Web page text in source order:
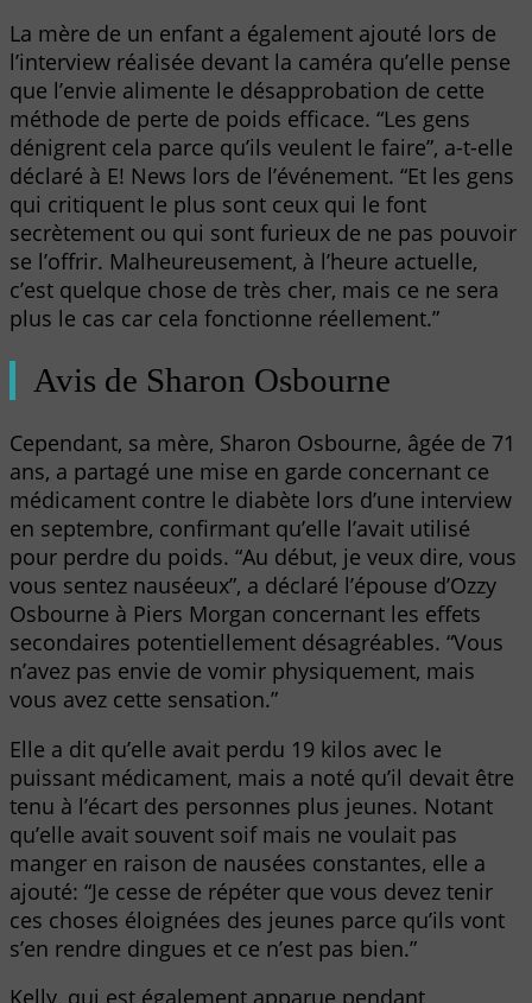
La mère de un enfant a également ajouté lors de
l’interview réalisée devant la caméra qu’elle pense
que l’envie alimente le désapprobation de cette
méthode de perte de poids efficace. “Les gens
dénigrent cela parce qu’ils veulent le faire”, a-t-elle
déclaré à E! News lors de l’événement. “Et les gens
qui critiquent le plus sont ceux qui le font
secrètement ou qui sont furieux de ne pas pouvoir
se l’offrir. Malheureusement, à l’heure actuelle,
c’est quelque chose de très cher, mais ce ne sera
plus le cas car cela fonctionne réellement.”
Avis de Sharon Osbourne
Cependant, sa mère, Sharon Osbourne, âgée de 71
ans, a partagé une mise en garde concernant ce
médicament contre le diabète lors d’une interview
en septembre, confirmant qu’elle l’avait utilisé
pour perdre du poids. “Au début, je veux dire, vous
vous sentez nauséeux”, a déclaré l’épouse d’Ozzy
Osbourne à Piers Morgan concernant les effets
secondaires potentiellement désagréables. “Vous
n’avez pas envie de vomir physiquement, mais
vous avez cette sensation.”
Elle a dit qu’elle avait perdu 19 kilos avec le
puissant médicament, mais a noté qu’il devait être
tenu à l’écart des personnes plus jeunes. Notant
qu’elle avait souvent soif mais ne voulait pas
manger en raison de nausées constantes, elle a
ajouté: “Je cesse de répéter que vous devez tenir
ces choses éloignées des jeunes parce qu’ils vont
s’en rendre dingues et ce n’est pas bien.”